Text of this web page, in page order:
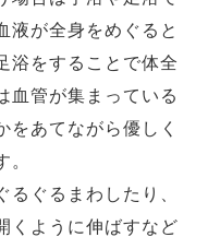
液が全身をめぐると
浴をすることで体全
血管が集まっている
をあてながら優しく
。
ぐるまわしたり、
くように伸ばすなど